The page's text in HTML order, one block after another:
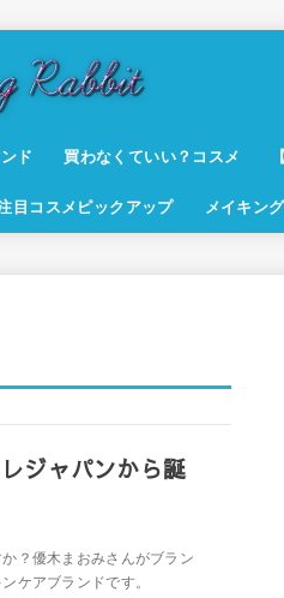
ド 買わなくていい？コスメ
目コスメピックアップ メイキン
ジャパンから誕
？優木まおみさんがブラン
ケアブランドです。